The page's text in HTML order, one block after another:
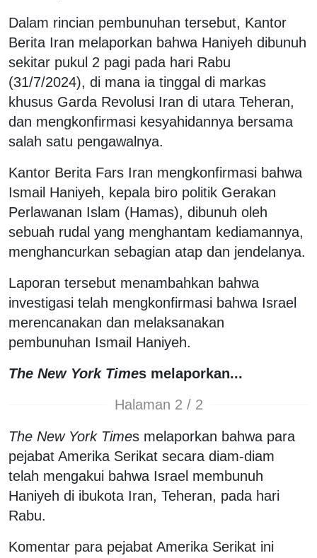
Dalam rincian pembunuhan tersebut, Kantor
Berita Iran melaporkan bahwa Haniyeh dibunuh
sekitar pukul 2 pagi pada hari Rabu
(31/7/2024), di mana ia tinggal di markas
khusus Garda Revolusi Iran di utara Teheran,
dan mengkonfirmasi kesyahidannya bersama
salah satu pengawalnya.
Kantor Berita Fars Iran mengkonfirmasi bahwa
Ismail Haniyeh, kepala biro politik Gerakan
Perlawanan Islam (Hamas), dibunuh oleh
sebuah rudal yang menghantam kediamannya,
menghancurkan sebagian atap dan jendelanya.
Laporan tersebut menambahkan bahwa
investigasi telah mengkonfirmasi bahwa Israel
merencanakan dan melaksanakan
pembunuhan Ismail Haniyeh.
The New York Times melaporkan...
Halaman 2 / 2
The New York Times melaporkan bahwa para
pejabat Amerika Serikat secara diam-diam
telah mengakui bahwa Israel membunuh
Haniyeh di ibukota Iran, Teheran, pada hari
Rabu.
Komentar para pejabat Amerika Serikat ini